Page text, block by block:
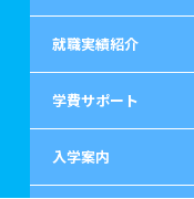
国際コミュニケー
公認会計士・税理
ビジネス系
就職実績紹介
学費サポート
入学案内